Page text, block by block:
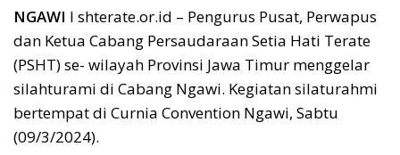
NGAWI I shterate.or.id – Pengurus Pusat, Perwapus
dan Ketua Cabang Persaudaraan Setia Hati Terate
(PSHT) se- wilayah Provinsi Jawa Timur menggelar
silahturami di Cabang Ngawi. Kegiatan silaturahmi
bertempat di Curnia Convention Ngawi, Sabtu
(09/3/2024).